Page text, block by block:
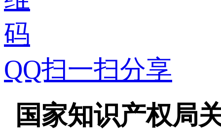
QQ扫一扫分享
国家知识产权局